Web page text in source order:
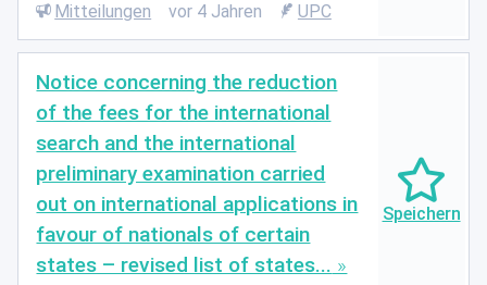
Mitteilungen vor 4 Jahren UPC
Notice concerning the reduction
of the fees for the international
search and the international
preliminary examination carried
out on international applications in
favour of nationals of certain
states – revised list of states...